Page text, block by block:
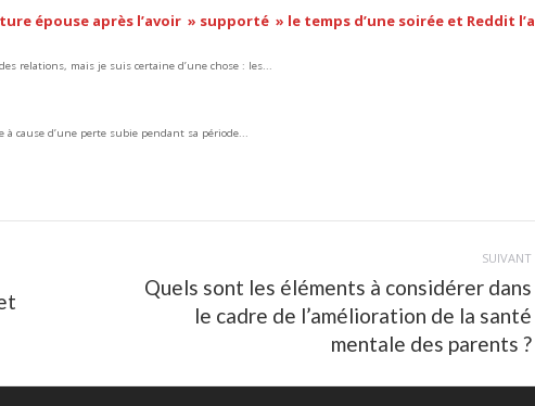
épouse après l’avoir » supporté » le temps d’une soirée et Reddit l’a
relations, mais je suis certaine d’une chose : les...
cause d’une perte subie pendant sa période...
SUIVANT
Quels sont les éléments à considérer dans
le cadre de l’amélioration de la santé
mentale des parents ?